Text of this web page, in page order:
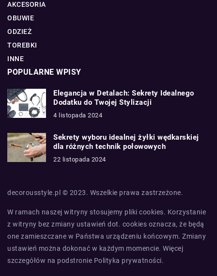
AKCESORIA
OBUWIE
ODZIEŻ
TOREBKI
INNE
POPULARNE WPISY
Elegancja w Detalach: Sekrety Idealnego
Dodatku do Twojej Stylizacji
4 listopada 2024
Sekrety wyboru idealnej żyłki wędkarskiej
dla różnych technik połowowych
22 listopada 2024
decorousstyle.pl © 2023. Wszelkie prawa zastrzeżone.
W ramach naszej witryny stosujemy pliki cookies. Korzystanie
z witryny bez zmiany ustawień dot. cookies oznacza, że będą
one zamieszczane w Państwa urządzeniu końcowym. Zmiany
ustawień można dokonać w każdym momencie. Więcej
szczegółów na podstronie Polityka prywatności.